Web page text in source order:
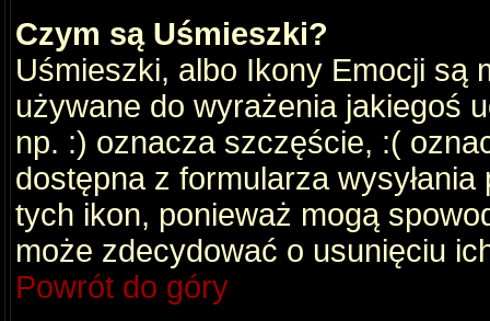
Czym są Uśmieszki?
Uśmieszki, albo Ikony Emocji są
używane do wyrażenia jakiegoś
np. :) oznacza szczęście, :(
dostępna z formularza
tych ikon, ponieważ mogą
może zdecydować o usunięciu
Powrót do góry